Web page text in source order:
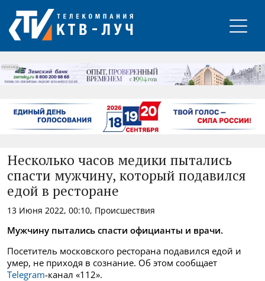
РЕКЛАМА
Несколько часов медики пытались
спасти мужчину, который подавился
едой в ресторане
13 Июня 2022, 00:10, Происшествия
Мужчину пытались спасти официанты и врачи.
Посетитель московского ресторана подавился едой и
умер, не приходя в сознание. Об этом сообщает
Telegram-канал «112».